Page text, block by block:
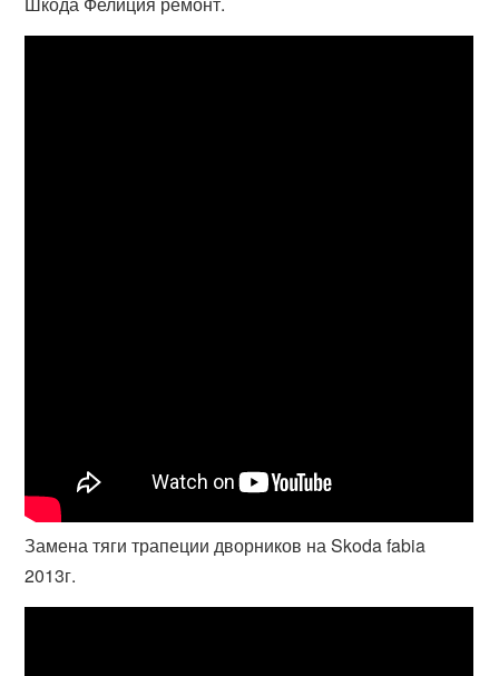
Замена тяги трапеции дворников на Skoda fabia
2013г.